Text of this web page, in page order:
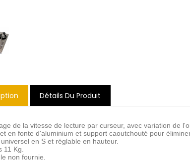
Détails Du Produit
de la vitesse de lecture par curseur, avec variation de
en fonte d'aluminium et support caoutchouté pour
en S et réglable en hauteur.
11 Kg.
non fournie.